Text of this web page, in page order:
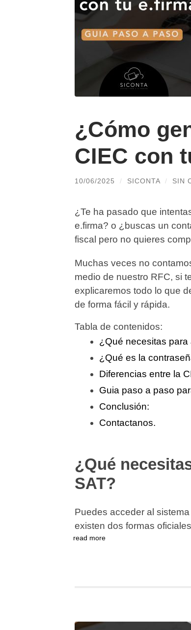
¿Cómo
CIEC con
10/06/2025 / SICONTA / SIN
¿Te ha pasado que
e.firma? o ¿buscas un
fiscal pero no quieres
Muchas veces no
medio de nuestro RFC, si
explicaremos todo lo que
de forma fácil y rápida.
Tabla de contenidos:
¿Qué necesitas para
¿Qué es la
Diferencias entre la
Guia paso a paso
Conclusión:
Contactanos.
¿Qué
SAT?
Puedes acceder al
existen dos formas
read more